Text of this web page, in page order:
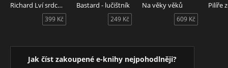
Richard Lví srdce: Král
399 Kč
Bastard - lučištník
249 Kč
Na věky věků
609 Kč
Pilíře
Jak číst zakoupené e-knihy nejpohodlněji?